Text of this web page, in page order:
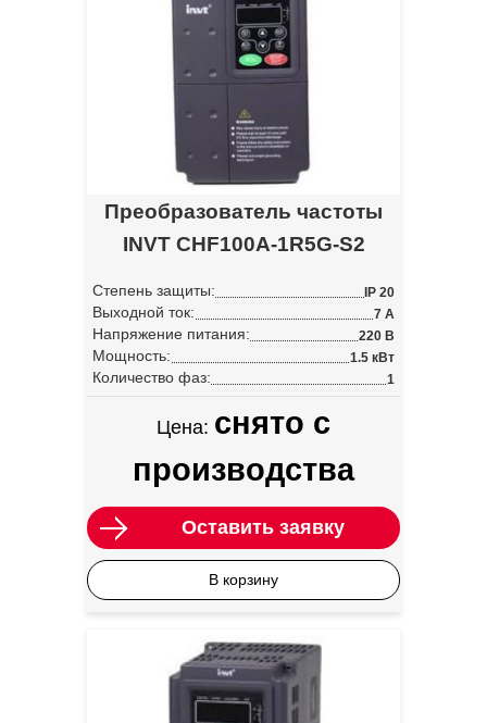
Преобразователь частоты
INVT CHF100A-1R5G-S2
Степень защиты: IP 20
Выходной ток: 7 А
Напряжение питания: 220 В
Мощность: 1.5 кВт
Количество фаз: 1
Цена: снято с
производства
Оставить заявку
В корзину